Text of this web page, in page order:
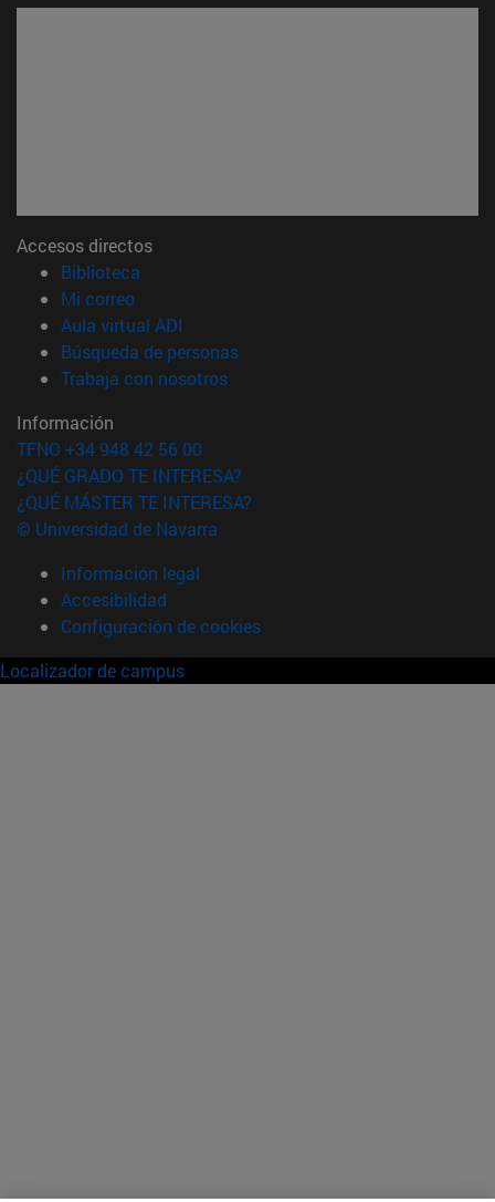
Accesos directos
Biblioteca
Mi correo(abre en nueva ventana)
Aula virtual ADI
Búsqueda de personas(abre en nueva ventana)
Trabaja con nosotros(abre en nueva ventana)
Información
TFNO +34 948 42 56 00
¿QUÉ GRADO TE INTERESA?
¿QUÉ MÁSTER TE INTERESA?
© Universidad de Navarra
Información legal
Accesibilidad
Configuración de cookies
Localizador de campus